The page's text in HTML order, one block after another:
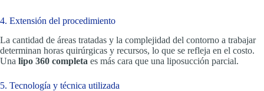
4. Extensión del procedimiento
La cantidad de áreas tratadas y la complejidad del contorno a trabajar
determinan horas quirúrgicas y recursos, lo que se refleja en el costo.
Una lipo 360 completa es más cara que una liposucción parcial.
5. Tecnología y técnica utilizada